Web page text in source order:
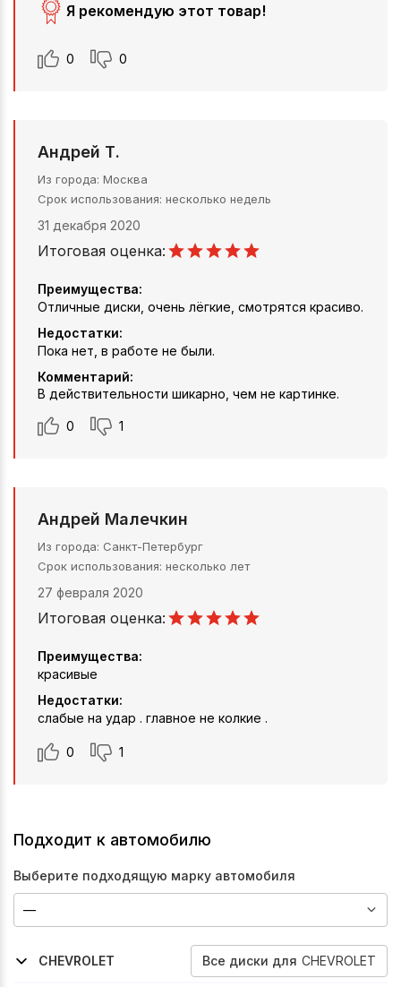
Я рекомендую этот товар!
0 0
Андрей Т.
Из города Москва
Срок использования несколько недель
31 декабря 2020
Итоговая оценка:
Преимущества:
Отличные диски, очень лёгкие, смотрятся красиво.
Недостатки:
Пока нет, в работе не были.
Комментарий:
В действительности шикарно, чем не картинке.
0 1
Андрей Малечкин
Из города Санкт-Петербург
Срок использования несколько лет
27 февраля 2020
Итоговая оценка:
Преимущества:
красивые
Недостатки:
слабые на удар . главное не колкие .
0 1
Подходит к автомобилю
Выберите подходящую марку автомобиля
CHEVROLET Все диски для CHEVROLET